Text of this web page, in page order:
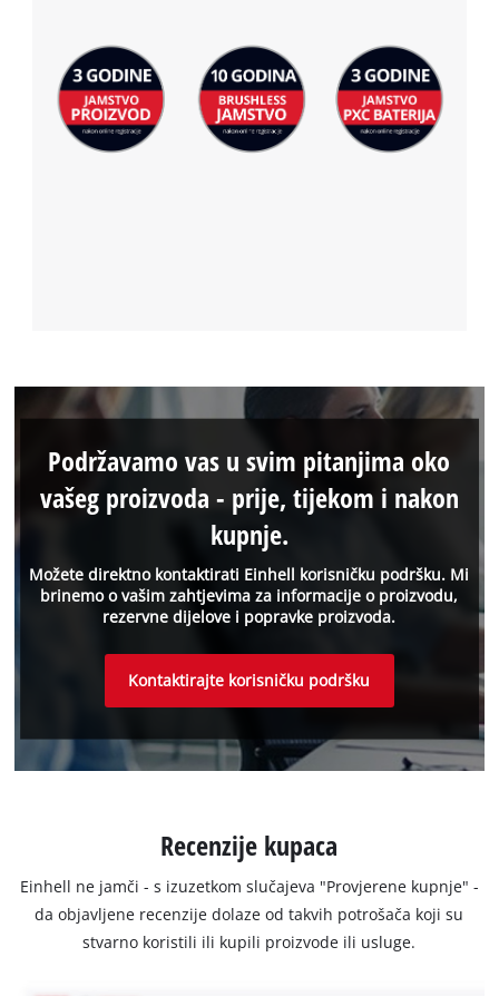
Možete direktno kontaktirati Einhell korisničku podršku. Mi
brinemo o vašim zahtjevima za informacije o proizvodu,
rezervne dijelove i popravke proizvoda.
Podržavamo vas u svim pitanjima oko
vašeg proizvoda - prije, tijekom i nakon
kupnje.
Kontaktirajte korisničku podršku
Recenzije kupaca
Einhell ne jamči - s izuzetkom slučajeva "Provjerene kupnje" -
da objavljene recenzije dolaze od takvih potrošača koji su
stvarno koristili ili kupili proizvode ili usluge.